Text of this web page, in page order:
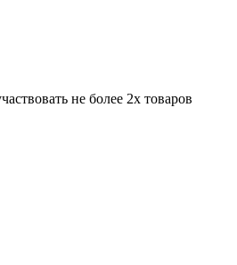
не более 2х товаров